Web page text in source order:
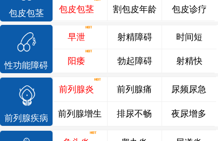
包皮包茎 包皮包茎 割包皮年龄 包皮诊疗
性功能障碍
早泄
阳痿
射精障碍
勃起障碍
时间短
射精快
前列腺疾病
前列腺炎 前列腺痛 尿频尿急
前列腺增生 排尿不畅 夜尿增多